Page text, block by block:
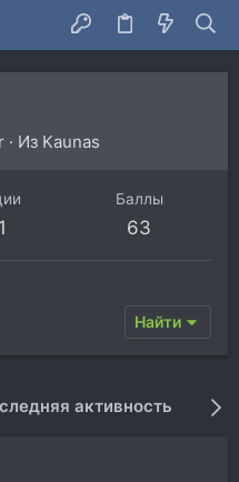
· Из Kaunas
Баллы
63
Найти
активность